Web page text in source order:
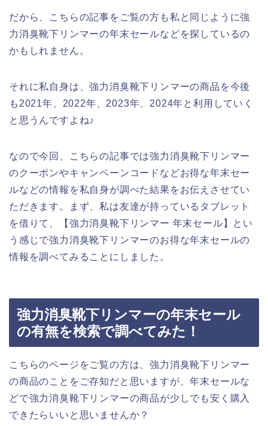
だから、こちらの記事をご覧の方も私と同じように強
力消臭靴下リンマーの年末セールなどを探しているの
かもしれません。
それに私自身は、強力消臭靴下リンマーの商品を今後
も2021年、2022年、2023年、2024年と利用していく
と思うんですよね♪
なので今回、こちらの記事では強力消臭靴下リンマー
のクーポンやキャンペーンコードなどお得な年末セー
ルなどの情報を私自身が調べた結果をお伝えさせてい
ただきます。まず、私は友達が持っているタブレット
を借りて、【強力消臭靴下リンマー 年末セール】とい
う感じで強力消臭靴下リンマーのお得な年末セールの
情報を調べてみることにしました。
強力消臭靴下リンマーの年末セール
の有無を検索で調べてみた！
こちらのページをご覧の方は、強力消臭靴下リンマー
の商品のことをご存知だと思いますが、年末セールな
どで強力消臭靴下リンマーの商品が少しでも安く購入
できたらいいと思いませんか？